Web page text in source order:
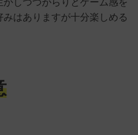
はありますが十分楽しめる